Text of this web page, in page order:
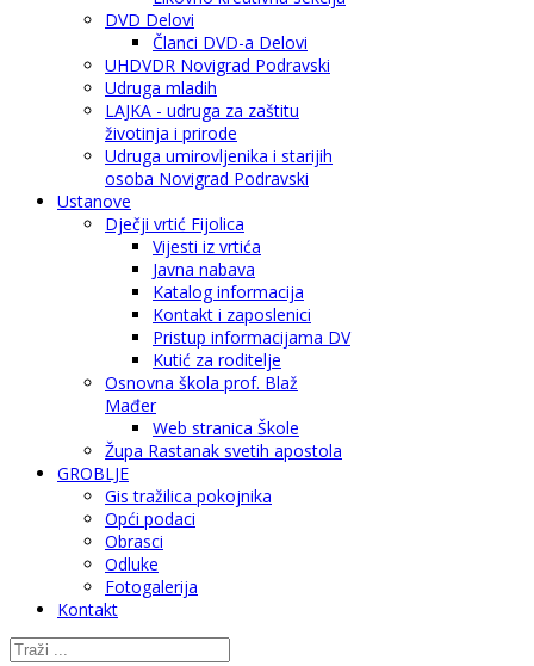
DVD Delovi
Članci DVD-a Delovi
UHDVDR Novigrad Podravski
Udruga mladih
LAJKA - udruga za zaštitu
životinja i prirode
Udruga umirovljenika i starijih
osoba Novigrad Podravski
Ustanove
Dječji vrtić Fijolica
Vijesti iz vrtića
Javna nabava
Katalog informacija
Kontakt i zaposlenici
Pristup informacijama DV
Kutić za roditelje
Osnovna škola prof. Blaž
Mađer
Web stranica Škole
Župa Rastanak svetih apostola
GROBLJE
Gis tražilica pokojnika
Opći podaci
Obrasci
Odluke
Fotogalerija
Kontakt